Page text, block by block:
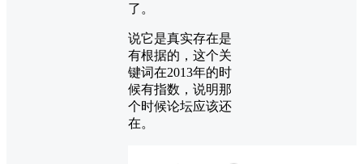
了。
说它是真实存在是
有根据的，这个关
键词在2013年的时
候有指数，说明那
个时候论坛应该还
在。